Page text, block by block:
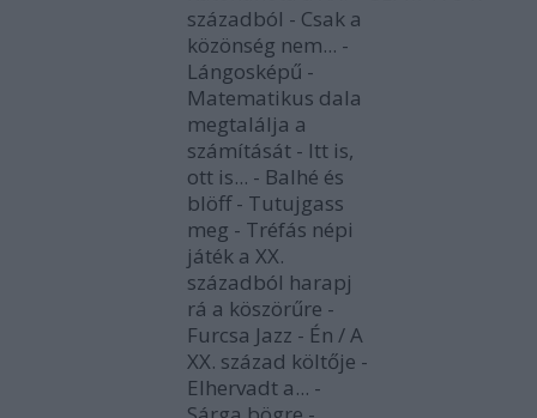
századból - Csak a
közönség nem... -
Lángosképű -
Matematikus dala
megtalálja a
számítását - Itt is,
ott is... - Balhé és
blöff - Tutujgass
meg - Tréfás népi
játék a XX.
századból harapj
rá a köszörűre -
Furcsa Jazz - Én / A
XX. század költője -
Elhervadt a... -